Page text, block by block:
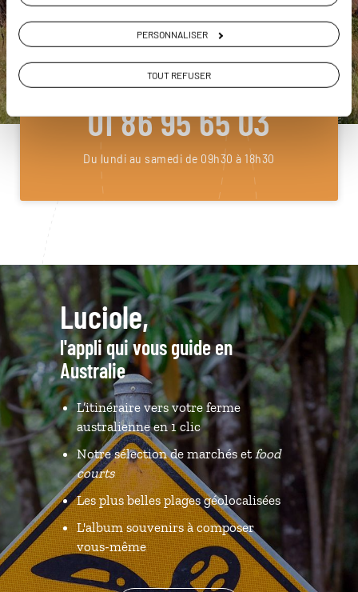
PERSONNALISER
TOUT REFUSER
DEMANDER UN DEVIS
ou
Construisez votre voyage avec un spécialiste Australie
01 86 95 65 03
Du lundi au samedi de 09h30 à 18h30
Luciole,
l'appli qui vous guide en
Australie
L’itinéraire vers votre ferme
australienne en 1 clic
Notre sélection de marchés et food
courts
Les plus belles plages géolocalisées
L'album souvenirs à composer
vous-même